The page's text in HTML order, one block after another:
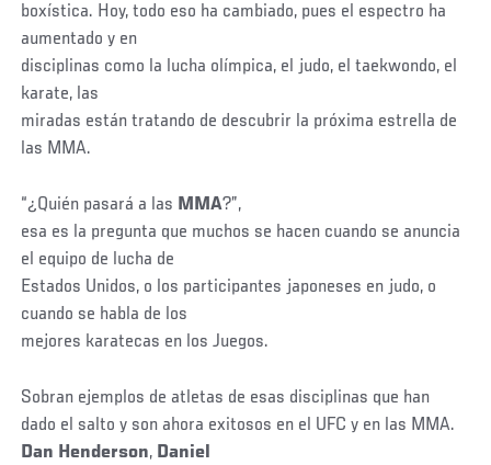
boxística. Hoy, todo eso ha cambiado, pues el espectro ha
aumentado y en
disciplinas como la lucha olímpica, el judo, el taekwondo, el
karate, las
miradas están tratando de descubrir la próxima estrella de
las MMA.
“¿Quién pasará a las MMA?”,
esa es la pregunta que muchos se hacen cuando se anuncia
el equipo de lucha de
Estados Unidos, o los participantes japoneses en judo, o
cuando se habla de los
mejores karatecas en los Juegos.
Sobran ejemplos de atletas de esas disciplinas que han
dado el salto y son ahora exitosos en el UFC y en las MMA.
Dan Henderson, Daniel